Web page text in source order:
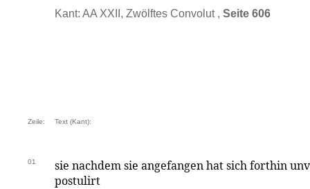
Kant: AA XXII, Zwölftes Convolut , Seite 606
Zeile: Text (Kant):
01
sie nachdem sie angefangen hat sich forthin
postulirt